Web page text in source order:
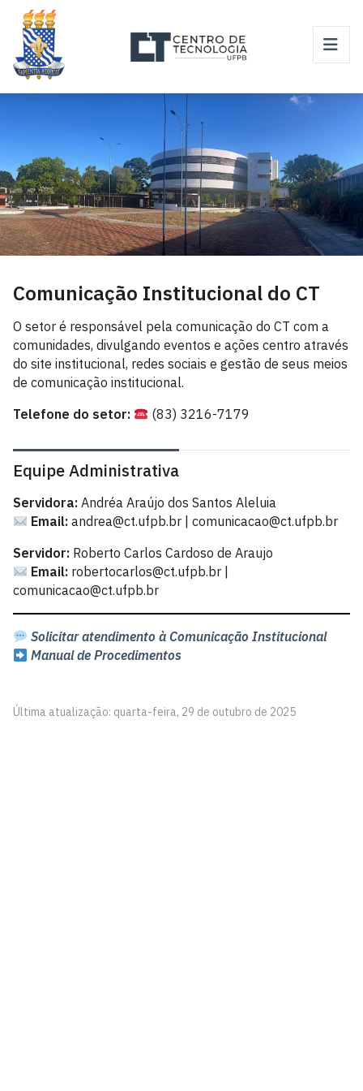
Comunicação Institucional do CT
O setor é responsável pela comunicação do CT com a
comunidades, divulgando eventos e ações centro através
do site institucional, redes sociais e gestão de seus meios
de comunicação institucional.
Telefone do setor:
(83) 3216-7179
Equipe Administrativa
Servidora: Andréa Araújo dos Santos Aleluia
Email: andrea@ct.ufpb.br | comunicacao@ct.ufpb.br
Servidor: Roberto Carlos Cardoso de Araujo
Email: robertocarlos@ct.ufpb.br |
comunicacao@ct.ufpb.br
Solicitar atendimento à Comunicação Institucional
Manual de Procedimentos
Última atualização: quarta-feira, 29 de outubro de 2025